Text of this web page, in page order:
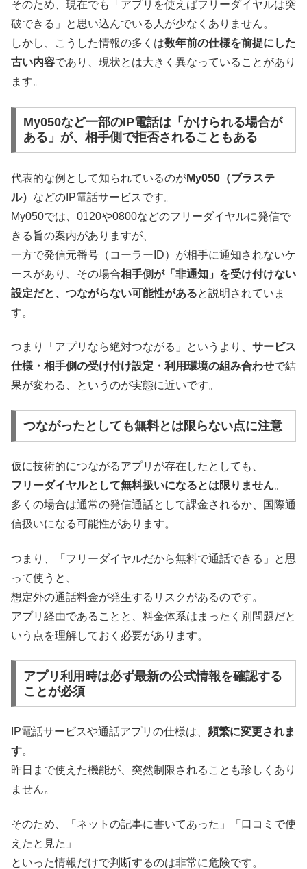
そのため、現在でも「アプリを使えばフリーダイヤルは突
破できる」と思い込んでいる人が少なくありません。
しかし、こうした情報の多くは数年前の仕様を前提にした
古い内容であり、現状とは大きく異なっていることがあり
ます。
My050など一部のIP電話は「かけられる場合が
ある」が、相手側で拒否されることもある
代表的な例として知られているのがMy050（ブラステ
ル） などのIP電話サービスです。
My050では、0120や0800などのフリーダイヤルに発信で
きる旨の案内がありますが、
一方で発信元番号（コーラーID）が相手に通知されないケ
ースがあり、その場合相手側が「非通知」を受け付けない
設定だと、つながらない可能性があると説明されていま
す。
つまり「アプリなら絶対つながる」というより、 サービス
仕様・相手側の受け付け設定・利用環境の組み合わせで結
果が変わる、というのが実態に近いです。
つながったとしても無料とは限らない点に注意
仮に技術的につながるアプリが存在したとしても、
フリーダイヤルとして無料扱いになるとは限りません。
多くの場合は通常の発信通話として課金されるか、国際通
信扱いになる可能性があります。
つまり、「フリーダイヤルだから無料で通話できる」と思
って使うと、
想定外の通話料金が発生するリスクがあるのです。
アプリ経由であることと、料金体系はまったく別問題だと
いう点を理解しておく必要があります。
アプリ利用時は必ず最新の公式情報を確認する
ことが必須
IP電話サービスや通話アプリの仕様は、 頻繁に変更されま
す。
昨日まで使えた機能が、突然制限されることも珍しくあり
ません。
そのため、「ネットの記事に書いてあった」「口コミで使
えたと見た」
といった情報だけで判断するのは非常に危険です。